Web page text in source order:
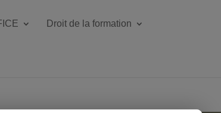
Droit de la formation